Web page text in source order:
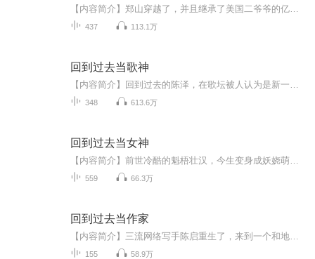
437 113.1万
回到过去当歌神
348 613.6万
回到过去当女神
559 66.3万
回到过去当作家
155 58.9万